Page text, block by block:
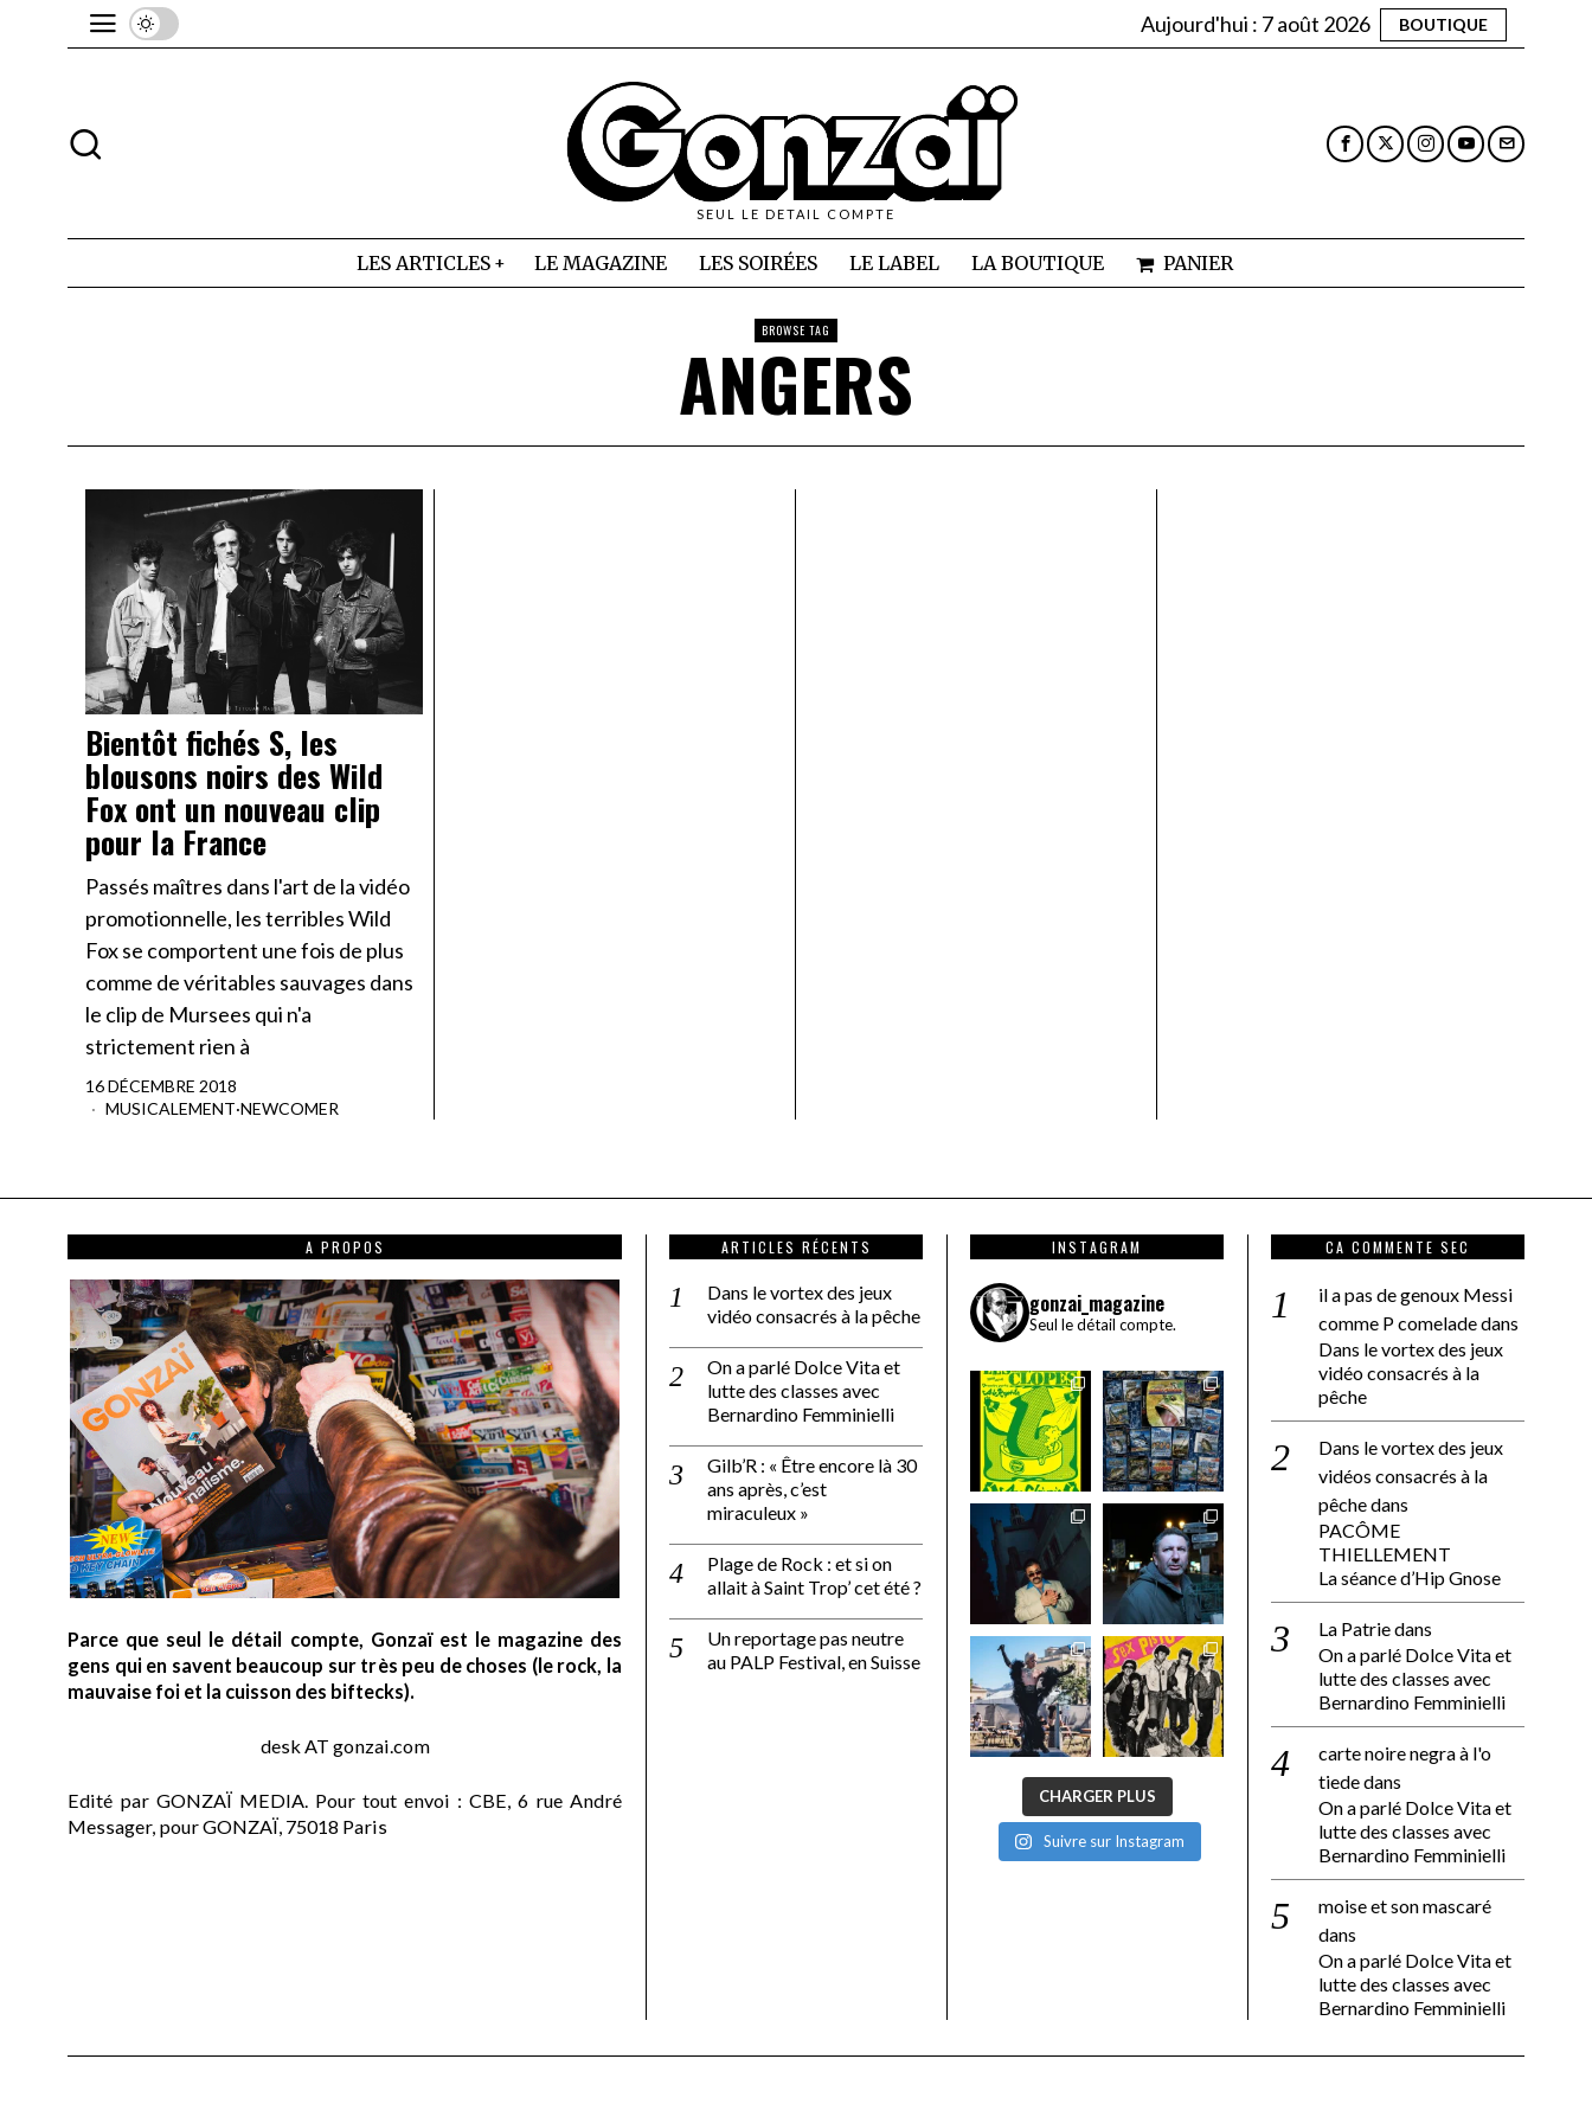
Aujourd'hui : 7 août 2026 BOUTIQUE
SEUL LE DETAIL COMPTE
LES ARTICLES LE MAGAZINE LES SOIRÉES LE LABEL LA BOUTIQUE PANIER
BROWSE TAG
ANGERS
Bientôt fichés S, les
blousons noirs des Wild
Fox ont un nouveau clip
pour la France
Passés maîtres dans l'art de la vidéo
promotionnelle, les terribles Wild
Fox se comportent une fois de plus
comme de véritables sauvages dans
le clip de Mursees qui n'a
strictement rien à
16 DÉCEMBRE 2018
MUSICALEMENT·NEWCOMER
A PROPOS
Parce que seul le détail compte, Gonzaï est le magazine des
gens qui en savent beaucoup sur très peu de choses (le rock, la
mauvaise foi et la cuisson des biftecks).
desk AT gonzai.com
Edité par GONZAÏ MEDIA. Pour tout envoi : CBE, 6 rue André
Messager, pour GONZAÏ, 75018 Paris
ARTICLES RÉCENTS
Dans le vortex des jeux
vidéo consacrés à la pêche
On a parlé Dolce Vita et
lutte des classes avec
Bernardino Femminielli
Gilb’R : « Être encore là 30
ans après, c’est
miraculeux »
Plage de Rock : et si on
allait à Saint Trop’ cet été ?
Un reportage pas neutre
au PALP Festival, en Suisse
INSTAGRAM
gonzai_magazine
Seul le détail compte.
CHARGER PLUS
Suivre sur Instagram
CA COMMENTE SEC
il a pas de genoux Messi
comme P comeladedans
Dans le vortex des jeux
vidéo consacrés à la
pêche
Dans le vortex des jeux
vidéos consacrés à la
pêchedans
PACÔME
THIELLEMENT
La séance d’Hip Gnose
La Patriedans
On a parlé Dolce Vita et
lutte des classes avec
Bernardino Femminielli
carte noire negra à l'o
tiededans
On a parlé Dolce Vita et
lutte des classes avec
Bernardino Femminielli
moise et son mascaré
dans
On a parlé Dolce Vita et
lutte des classes avec
Bernardino Femminielli